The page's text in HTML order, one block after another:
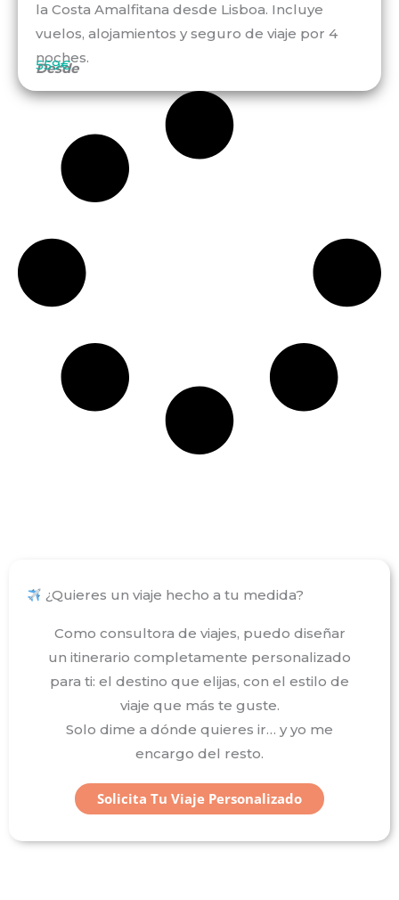
la Costa Amalfitana desde Lisboa. Incluye
vuelos, alojamientos y seguro de viaje por 4
noches.
Desde
559€
¿Quieres un viaje hecho a tu medida?
Como consultora de viajes, puedo diseñar
un itinerario completamente personalizado
para ti: el destino que elijas, con el estilo de
viaje que más te guste.
Solo dime a dónde quieres ir… y yo me
encargo del resto.
Solicita Tu Viaje Personalizado